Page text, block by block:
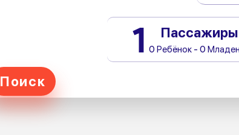
1 Пассажиры
0 Ребёнок - 0
Поиск